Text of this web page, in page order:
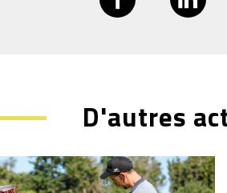
D'autres